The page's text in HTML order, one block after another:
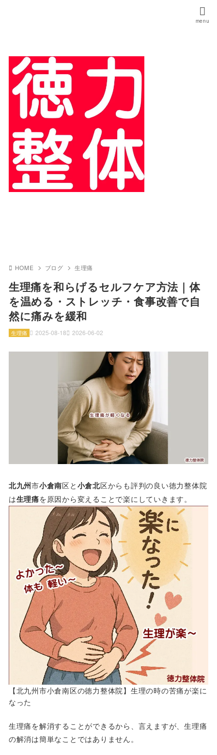
HOME ブログ 生理痛
生理痛を和らげるセルフケア方法｜体
を温める・ストレッチ・食事改善で自
然に痛みを緩和
2025-08-18 2026-06-02
生理痛
北九州市小倉南区と小倉北区からも評判の良い徳力整体院
は生理痛を原因から変えることで楽にしていきます。
【北九州市小倉南区の徳力整体院】生理の時の苦痛が楽に
なった
生理痛を解消することができるから、言えますが、生理痛
の解消は簡単なことではありません。